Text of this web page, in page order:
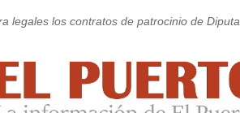
legales los contratos de patrocinio de